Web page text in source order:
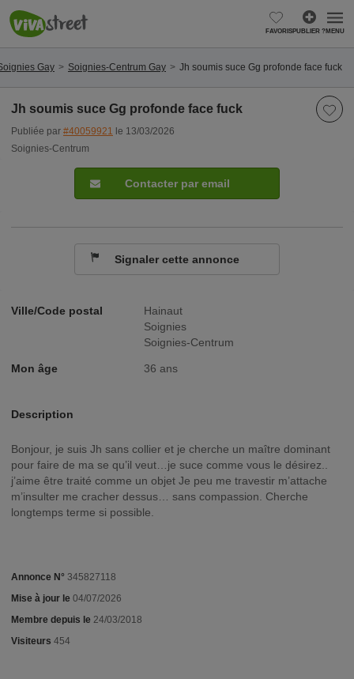
FAVORISPUBLIER ?MENU
Gay Soignies-Centrum Gay Jh soumis suce Gg profonde face fuck
Jh soumis suce Gg profonde face fuck
Publiée par #40059921 le 13/03/2026
Soignies-Centrum
Ville/Code postal
Hainaut
Soignies
Soignies-Centrum
Mon âge 36 ans
Description
Bonjour, je suis Jh sans collier et je cherche un maître dominant
pour faire de ma se qu’il veut…je suce comme vous le désirez..
j’aime être traité comme un objet Je peu me travestir m’attache
m’insulter me cracher dessus… sans compassion. Cherche
longtemps terme si possible.
Annonce N° 345827118
Mise à jour le 04/07/2026
Membre depuis le 24/03/2018
Visiteurs 454
Contacter par email
Signaler cette annonce